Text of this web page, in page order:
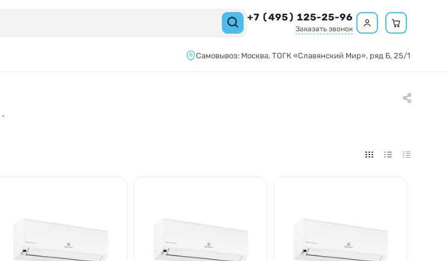
+7 (495) 125-25-96
Заказать звонок
Самовывоз: Москва, ТОГК «Славянский Мир», ряд Б, 25/1